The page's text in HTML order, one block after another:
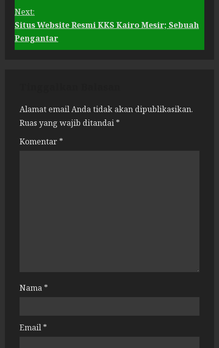
o
n
n
u
n
Next:
Situs Website Resmi KKS Kairo Mesir; Sebuah
Pengantar
Alamat email Anda tidak akan dipublikasikan.
Ruas yang wajib ditandai *
Komentar *
Nama *
Email *